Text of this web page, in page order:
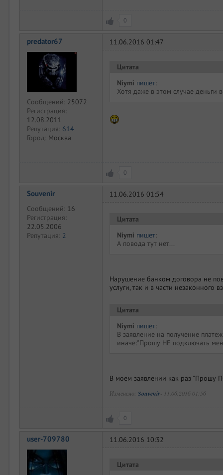
0
predator67
Сообщений: 25072
Регистрация:
12.08.2011
Репутация: 614
Город: Москва
11.06.2016 01:47
Цитата
Niymi пишет:
Хотя даже в этом случае деньги
0
Souvenir
Сообщений: 16
Регистрация:
22.05.2006
Репутация: 2
11.06.2016 01:54
Цитата
Niymi пишет:
А повода тут нет...
Нарушение банком договора не
услуги, так и в части незаконного
Цитата
Niymi пишет:
В заявление на получение
иначе:"Прошу НЕ подключать
В моем заявлении как раз
Изменено: Souvenir- 11.06.2016 01:56
0
user-709780 11.06.2016 10:32
Цитата